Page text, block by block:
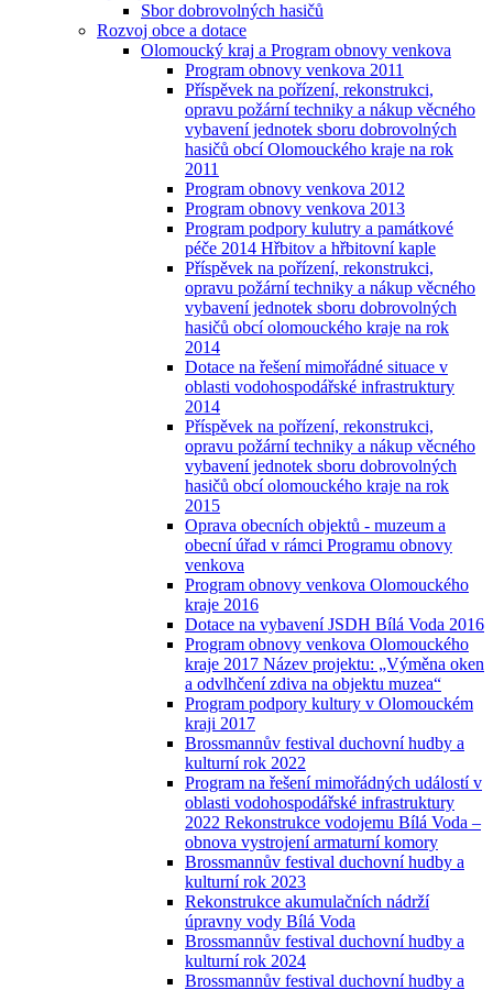
Sbor dobrovolných hasičů
Rozvoj obce a dotace
Olomoucký kraj a Program obnovy venkova
Program obnovy venkova 2011
Příspěvek na pořízení, rekonstrukci,
opravu požární techniky a nákup věcného
vybavení jednotek sboru dobrovolných
hasičů obcí Olomouckého kraje na rok
2011
Program obnovy venkova 2012
Program obnovy venkova 2013
Program podpory kulutry a památkové
péče 2014 Hřbitov a hřbitovní kaple
Příspěvek na pořízení, rekonstrukci,
opravu požární techniky a nákup věcného
vybavení jednotek sboru dobrovolných
hasičů obcí olomouckého kraje na rok
2014
Dotace na řešení mimořádné situace v
oblasti vodohospodářské infrastruktury
2014
Příspěvek na pořízení, rekonstrukci,
opravu požární techniky a nákup věcného
vybavení jednotek sboru dobrovolných
hasičů obcí olomouckého kraje na rok
2015
Oprava obecních objektů - muzeum a
obecní úřad v rámci Programu obnovy
venkova
Program obnovy venkova Olomouckého
kraje 2016
Dotace na vybavení JSDH Bílá Voda 2016
Program obnovy venkova Olomouckého
kraje 2017 Název projektu: „Výměna oken
a odvlhčení zdiva na objektu muzea“
Program podpory kultury v Olomouckém
kraji 2017
Brossmannův festival duchovní hudby a
kulturní rok 2022
Program na řešení mimořádných událostí v
oblasti vodohospodářské infrastruktury
2022 Rekonstrukce vodojemu Bílá Voda –
obnova vystrojení armaturní komory
Brossmannův festival duchovní hudby a
kulturní rok 2023
Rekonstrukce akumulačních nádrží
úpravny vody Bílá Voda
Brossmannův festival duchovní hudby a
kulturní rok 2024
Brossmannův festival duchovní hudby a